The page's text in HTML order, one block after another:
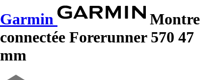
Garmin
Montre
connectée Forerunner 570 47
mm